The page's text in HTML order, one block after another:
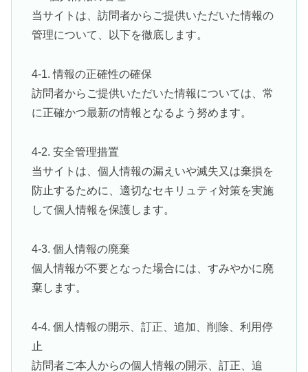
当サイトは、訪問者からご提供いただいた情報の
管理について、以下を徹底します。
4-1. 情報の正確性の確保
訪問者からご提供いただいた情報については、常
に正確かつ最新の情報となるよう努めます。
4-2. 安全管理措置
当サイトは、個人情報の漏えいや滅失又は棄損を
防止するために、適切なセキリュティ対策を実施
して個人情報を保護します。
4-3. 個人情報の廃棄
個人情報が不要となった場合には、すみやかに廃
棄します。
4-4. 個人情報の開示、訂正、追加、削除、利用停
止
訪問者ご本人からの個人情報の開示、訂正、追